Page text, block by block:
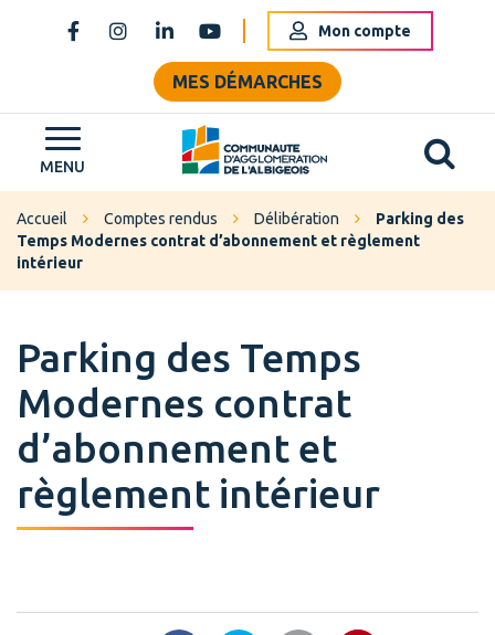
Lien vers le compte Facebook
Lien vers le compte Instagram
Lien vers le compte Linkedin
Lien vers la chaîne Youtube
Mon compte
MES DÉMARCHES
MENU Grand Albigeois
Accueil Comptes rendus Délibération
Parking des
Temps Modernes contrat d’abonnement et règlement
intérieur
Parking des Temps
Modernes contrat
d’abonnement et
règlement intérieur